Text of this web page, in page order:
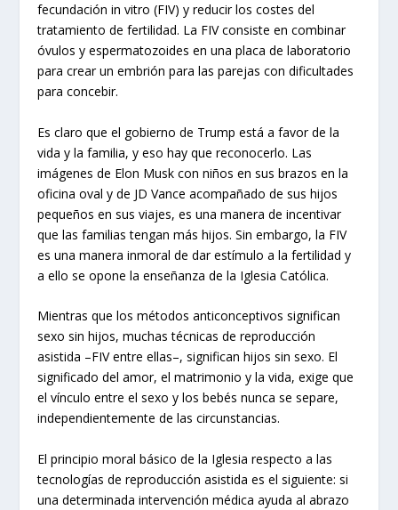
fecundación in vitro (FIV) y reducir los costes del
tratamiento de fertilidad. La FIV consiste en combinar
óvulos y espermatozoides en una placa de laboratorio
para crear un embrión para las parejas con dificultades
para concebir.
Es claro que el gobierno de Trump está a favor de la
vida y la familia, y eso hay que reconocerlo. Las
imágenes de Elon Musk con niños en sus brazos en la
oficina oval y de JD Vance acompañado de sus hijos
pequeños en sus viajes, es una manera de incentivar
que las familias tengan más hijos. Sin embargo, la FIV
es una manera inmoral de dar estímulo a la fertilidad y
a ello se opone la enseñanza de la Iglesia Católica.
Mientras que los métodos anticonceptivos significan
sexo sin hijos, muchas técnicas de reproducción
asistida –FIV entre ellas–, significan hijos sin sexo. El
significado del amor, el matrimonio y la vida, exige que
el vínculo entre el sexo y los bebés nunca se separe,
independientemente de las circunstancias.
El principio moral básico de la Iglesia respecto a las
tecnologías de reproducción asistida es el siguiente: si
una determinada intervención médica ayuda al abrazo